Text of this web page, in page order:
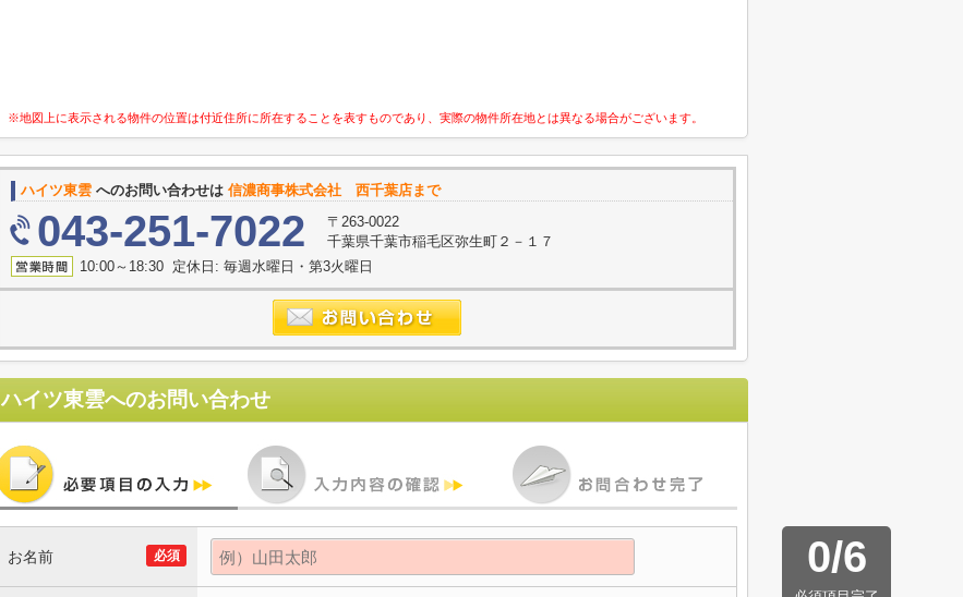
※地図上に表示される物件の位置は付近住所に所在することを表すものであり、実際の物件所在地とは異なる場合がございます。
ハイツ東雲 へのお問い合わせは 信濃商事株式会社 西千葉店まで
043-251-7022
〒263-0022
千葉県千葉市稲毛区弥生町２－１７
10:00～18:30 定休日: 毎週水曜日・第3火曜日
ハイツ東雲へのお問い合わせ
0/6
必須
お名前